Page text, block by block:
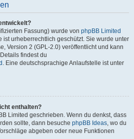
Fassung) wurde von phpBB Limited
ist urheberrechtlich geschützt. Sie wurde unter
Version 2 (GPL-2.0) veröffentlicht und kann
findest du
. Eine deutschsprachige Anlaufstelle ist unter
enthalten?
Limited geschrieben. Wenn du denkst, dass
sollte, dann besuche phpBB Ideas, wo du
abgeben oder neue Funktionen